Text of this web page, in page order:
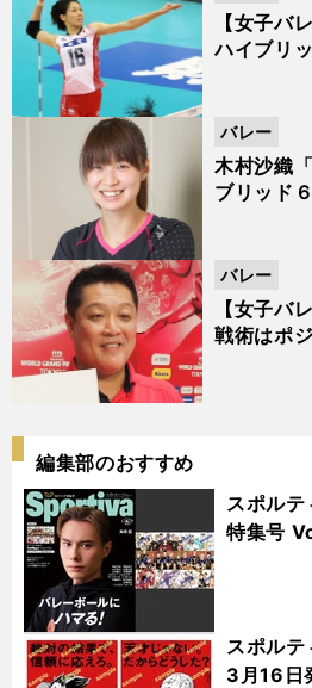
【女子バ
ハイブリ
木村沙織
ブリッド
バレー
【女子バ
戦術はポ
バレー
編集部のおすすめ
スポル
特集号
スポル
3月16日